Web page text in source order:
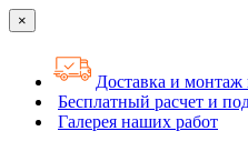
×
Доставка и
Бесплатный расчет и
Галерея наших работ